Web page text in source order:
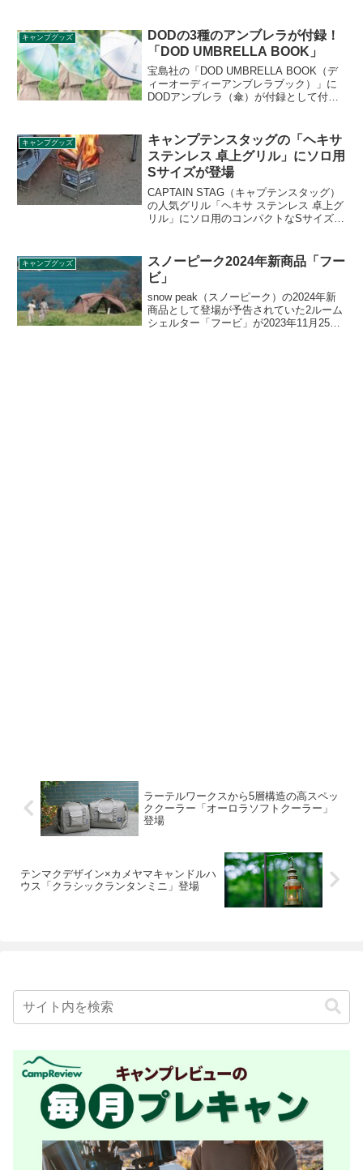
えます。収納袋に入れればクッションに
することも可能です。詳細をレビューし
ます。
キャンプグッズ
DODの3種のアンブレラが付録！
「DOD UMBRELLA BOOK」
宝島社の「DOD UMBRELLA BOOK（デ
ィーオーディーアンブレラブック）」に
DODアンブレラ（傘）が付録として付き
され、好みのカラー、デザインの傘を選
ぶことができます。詳細をレビューしま
す。
キャンプグッズ
キャンプテンスタッグの「ヘキサ
ステンレス 卓上グリル」にソロ用
Sサイズが登場
CAPTAIN STAG（キャプテンスタッグ）
の人気グリル「ヘキサ ステンレス 卓上グ
リル」にソロ用のコンパクトなSサイズが
としても使うことができます。詳細をレ
ビューします。
キャンプグッズ
スノーピーク2024年新商品「フー
ビ」
snow peak（スノーピーク）の2024年新
商品として登場が予告されていた2ルーム
シェルター「フービ」が2023年11月25日
ラーテルワークスから5層構造の高スペッ
ククーラー「オーロラソフトクーラー」
登場
テンマクデザイン×カメヤマキャンドルハ
ウス「クラシックランタンミニ」登場